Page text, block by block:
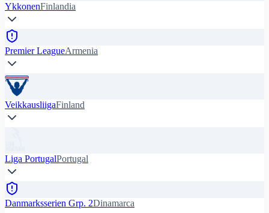
YkkonenFinlandia
Premier LeagueArmenia
VeikkausliigaFinland
Liga PortugalPortugal
Danmarksserien Grp. 2Dinamarca